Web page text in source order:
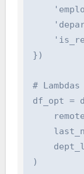
})
#
df_opt =
)